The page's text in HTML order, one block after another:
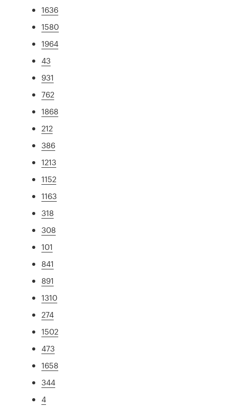
1636
1580
1964
43
931
762
1868
212
386
1213
1152
1163
318
308
101
841
891
1310
274
1502
473
1658
344
4